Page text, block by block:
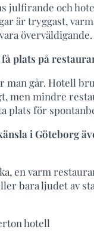
julfirande och
är tryggast,
överväldigande.
plats på
man går. Hotell
men mindre
plats för
i Göteborg
en varm
bara ljudet av
hotell